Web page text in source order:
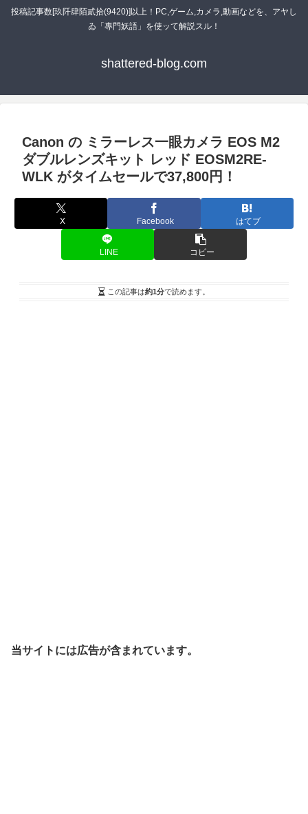
投稿記事数[玖阡肆陌貳拾(9420)]以上！PC,ゲーム,カメラ,動画などを、アヤし
ゐ「專門妖語」を使ッて解説スル！
shattered-blog.com
Canon の ミラーレス一眼カメラ EOS M2
ダブルレンズキット レッド EOSM2RE-
WLK がタイムセールで37,800円！
X Facebook はてブ
LINE コピー
この記事は約1分で読めます。
当サイトには広告が含まれています。